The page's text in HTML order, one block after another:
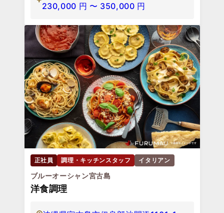
230,000 円 〜 350,000 円
正社員 調理・キッチンスタッフ イタリアン
ブルーオーシャン宮古島
洋食調理